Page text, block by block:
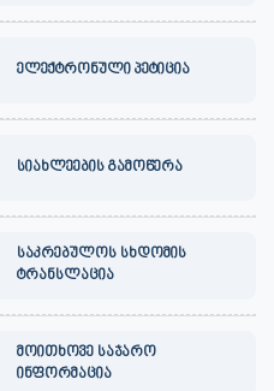
ელექტრონული პეტიცია
სიახლეების გამოწერა
საკრებულოს სხდომის
ტრანსლაცია
მოითხოვე საჯარო
ინფორმაცია